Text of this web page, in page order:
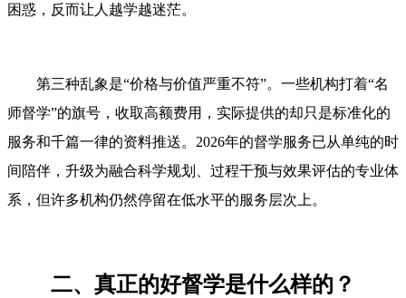
困惑，反而让人越学越迷茫。
第三种乱象是“价格与价值严重不符”。一些机构打着“名
师督学”的旗号，收取高额费用，实际提供的却只是标准化的
服务和千篇一律的资料推送。2026年的督学服务已从单纯的时
间陪伴，升级为融合科学规划、过程干预与效果评估的专业体
系，但许多机构仍然停留在低水平的服务层次上。
二、真正的好督学是什么样的？